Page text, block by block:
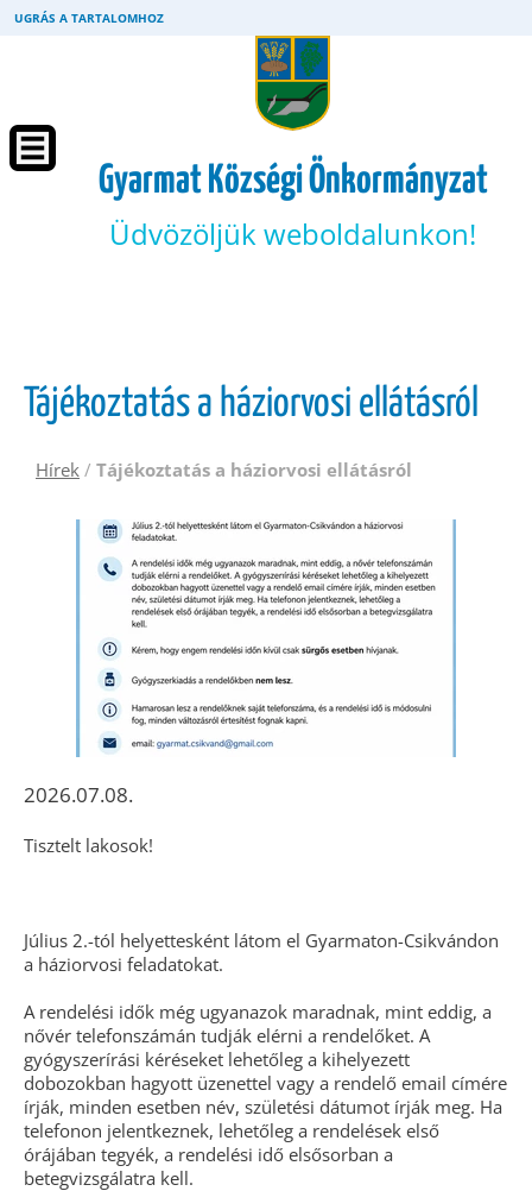
UGRÁS A TARTALOMHOZ
Gyarmat Községi Önkormányzat
Üdvözöljük weboldalunkon!
Tájékoztatás a háziorvosi ellátásról
Hírek / Tájékoztatás a háziorvosi ellátásról
2026.07.08.
Tisztelt lakosok!
Július 2.-tól helyettesként látom el Gyarmaton-Csikvándon
a háziorvosi feladatokat.
A rendelési idők még ugyanazok maradnak, mint eddig, a
nővér telefonszámán tudják elérni a rendelőket. A
gyógyszerírási kéréseket lehetőleg a kihelyezett
dobozokban hagyott üzenettel vagy a rendelő email címére
írják, minden esetben név, születési dátumot írják meg. Ha
telefonon jelentkeznek, lehetőleg a rendelések első
órájában tegyék, a rendelési idő elsősorban a
betegvizsgálatra kell.